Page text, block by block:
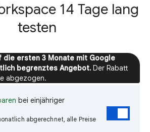
14 Tage lang
testen
die ersten 3 Monate mit Google
begrenztes Angebot. Der Rabatt
abgezogen.
bei einjähriger
abgerechnet, alle Preise